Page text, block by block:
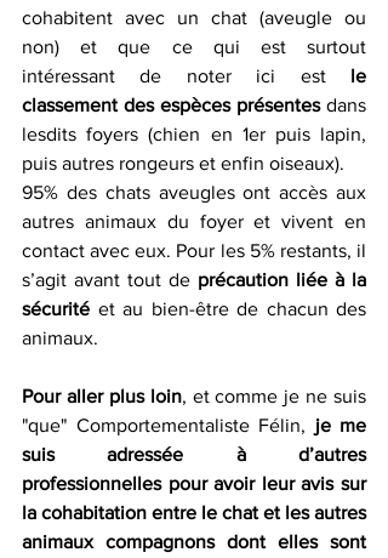
cohabitent avec un chat (aveugle ou
non) et que ce qui est surtout
intéressant de noter ici est le
classement des espèces présentes dans
lesdits foyers (chien en 1er puis lapin,
puis autres rongeurs et enfin oiseaux).
95% des chats aveugles ont accès aux
autres animaux du foyer et vivent en
contact avec eux. Pour les 5% restants, il
s’agit avant tout de précaution liée à la
sécurité et au bien-être de chacun des
animaux.
Pour aller plus loin, et comme je ne suis
"que" Comportementaliste Félin, je me
suis adressée à d’autres
professionnelles pour avoir leur avis sur
la cohabitation entre le chat et les autres
animaux compagnons dont elles sont